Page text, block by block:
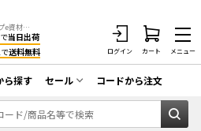
工事資材のプロショップe資材 CATV・アンテナ・防犯・光・LAN・電気・空調工事など
当日出荷
送料無料 ログイン カート メニュー
／関連工具
ナ工事
ら探す セール
在庫一掃セール
コードから注文